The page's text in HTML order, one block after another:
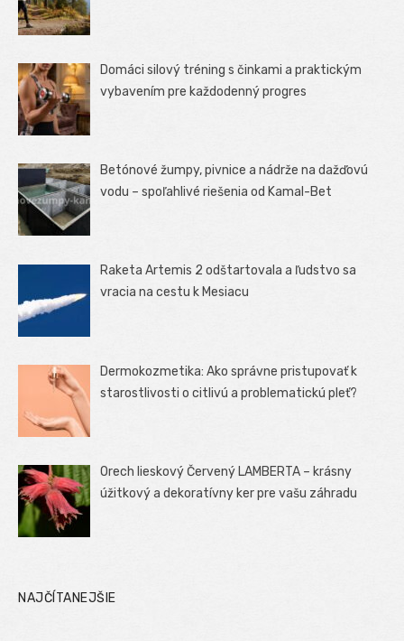
Domáci silový tréning s činkami a praktickým
vybavením pre každodenný progres
Betónové žumpy, pivnice a nádrže na dažďovú
vodu – spoľahlivé riešenia od Kamal-Bet
Raketa Artemis 2 odštartovala a ľudstvo sa
vracia na cestu k Mesiacu
Dermokozmetika: Ako správne pristupovať k
starostlivosti o citlivú a problematickú pleť?
Orech lieskový Červený LAMBERTA – krásny
úžitkový a dekoratívny ker pre vašu záhradu
NAJČÍTANEJŠIE